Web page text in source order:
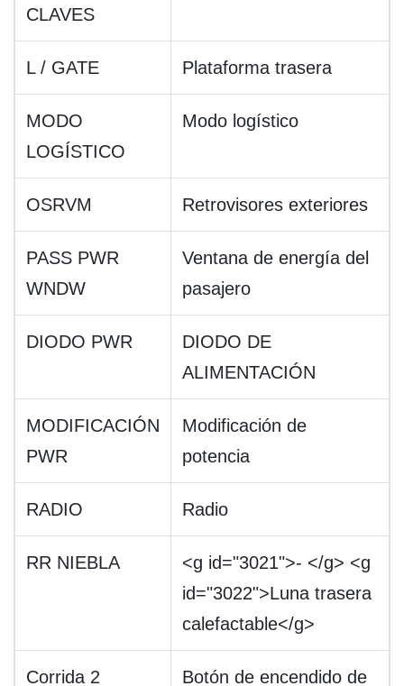
CLAVES
L / GATE Plataforma trasera
MODO
LOGÍSTICO
Modo logístico
OSRVM Retrovisores exteriores
PASS PWR
WNDW
Ventana de energía del
pasajero
DIODO PWR
DIODO DE
ALIMENTACIÓN
MODIFICACIÓN
PWR
Modificación de
potencia
RADIO Radio
RR NIEBLA
<g id="3021">- </g> <g
id="3022">Luna trasera
calefactable</g>
Corrida 2
Botón de encendido de